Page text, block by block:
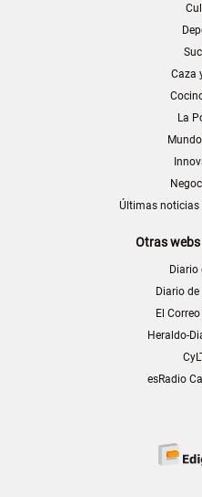
Caza
La
Últimas noticias
Otras webs
Diario
Diario
El
Heraldo-
esRadio